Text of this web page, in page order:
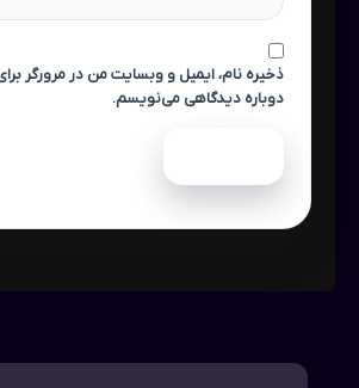
ذخیره نام، ایمیل و وبسایت من در مرورگر
دوباره دیدگاهی می‌نویسم.